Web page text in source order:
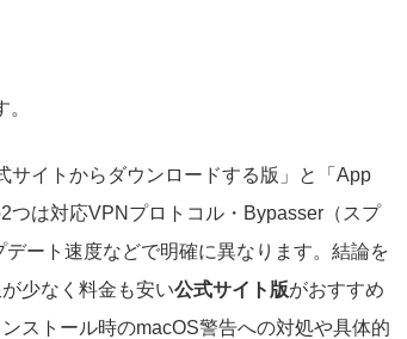
サイトからダウンロードする版」と「App
つは対応VPNプロトコル・Bypasser（スプ
ート速度などで明確に異なります。結論を
少なく料金も安い公式サイト版がおすすめ
ストール時のmacOS警告への対処や具体的